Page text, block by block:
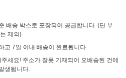
배송 박스로 포장되어 공급합니다. (단 부
제외)
고 7일 이내 배송이 완료됩니다.
세요! 주소가 잘못 기재되어 오배송된 건에
생됩니다.